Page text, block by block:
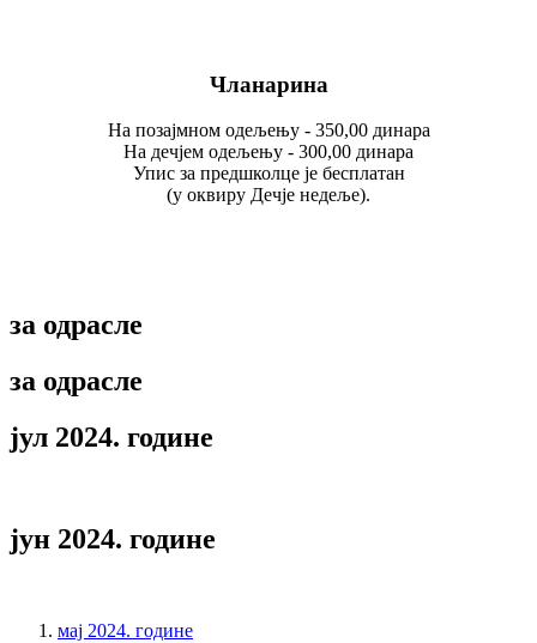
Чланарина
На позајмном одељењу - 350,00 динара
На дечјем одељењу - 300,00 динара
Упис за предшколце је бесплатан
(у оквиру Дечје недеље).
за одрасле
за одрасле
јул 2024. године
јун 2024. године
мај 2024. године